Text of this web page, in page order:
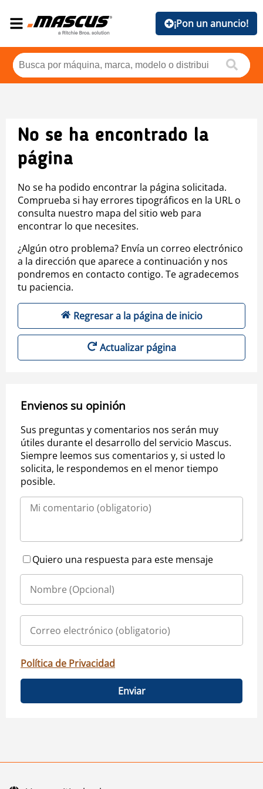
¡Pon un anuncio!
No se ha encontrado la
página
No se ha podido encontrar la página solicitada.
Comprueba si hay errores tipográficos en la URL o
consulta nuestro mapa del sitio web para
encontrar lo que necesites.
¿Algún otro problema? Envía un correo electrónico
a la dirección que aparece a continuación y nos
pondremos en contacto contigo. Te agradecemos
tu paciencia.
Regresar a la página de inicio
Actualizar página
Envienos su opinión
Sus preguntas y comentarios nos serán muy
útiles durante el desarrollo del servicio Mascus.
Siempre leemos sus comentarios y, si usted lo
solicita, le respondemos en el menor tiempo
posible.
Quiero una respuesta para este mensaje
Política de Privacidad
Enviar